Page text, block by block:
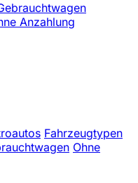
Anzahlung
Fahrzeugtypen
Ohne